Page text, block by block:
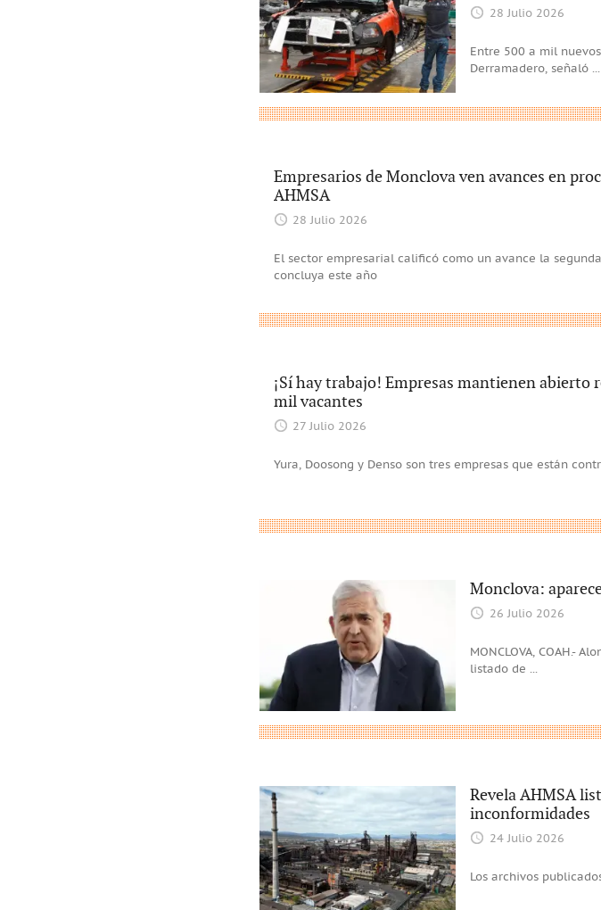
28 Julio 2026
Entre 500 a mil
Derramadero, señaló ...
Empresarios de Monclova ven avances en
AHMSA
28 Julio 2026
El sector empresarial calificó como un avance la
concluya este año
¡Sí hay trabajo! Empresas mantienen abierto
mil vacantes
27 Julio 2026
Yura, Doosong y Denso son tres empresas que están
Monclova:
26 Julio 2026
MONCLOVA, COAH.-
listado de
Revela AHMSA
inconformidades
24 Julio 2026
Los archivos